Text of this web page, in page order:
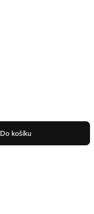
Do košíku